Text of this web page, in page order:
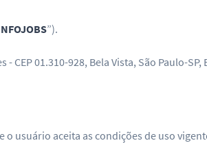
”).
CEP 01.310-928, Bela Vista, São Paulo-SP,
usuário aceita as condições de uso